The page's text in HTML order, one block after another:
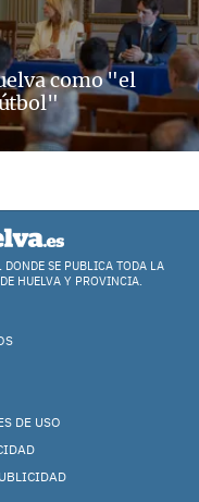
como "el
SE PUBLICA TODA LA
HUELVA Y PROVINCIA.
DE USO